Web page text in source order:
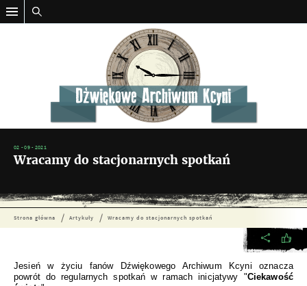
02 - 09 - 2021
Wracamy do stacjonarnych spotkań
Strona główna Artykuły Wracamy do stacjonarnych spotkań
Jesień w życiu fanów Dźwiękowego Archiwum Kcyni oznacza
powrót do regularnych spotkań w ramach inicjatywy "Ciekawość